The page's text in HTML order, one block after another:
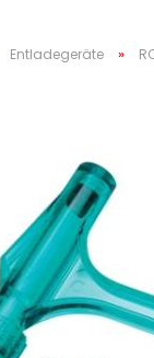
Entladegeräte »